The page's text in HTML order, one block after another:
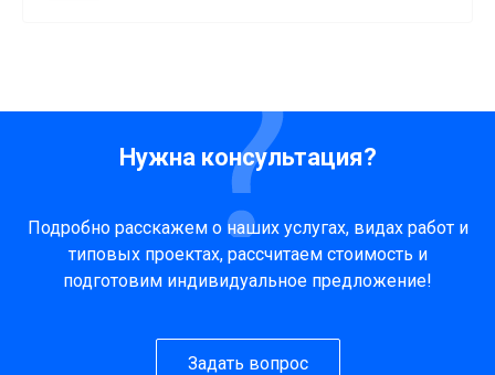
Нужна консультация?
Подробно расскажем о наших услугах, видах работ и
типовых проектах, рассчитаем стоимость и
подготовим индивидуальное предложение!
Задать вопрос